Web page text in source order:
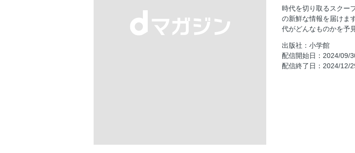
深圳・日本人学校
「これは中国共産
「〝個別事案〟で
「裏金＆旧統一教
時代を切り取るスクー
の新鮮な情報を届けま
代がどんなものかを予
出版社：小学館
配信開始日：2024/09/
配信終了日：2024/12/